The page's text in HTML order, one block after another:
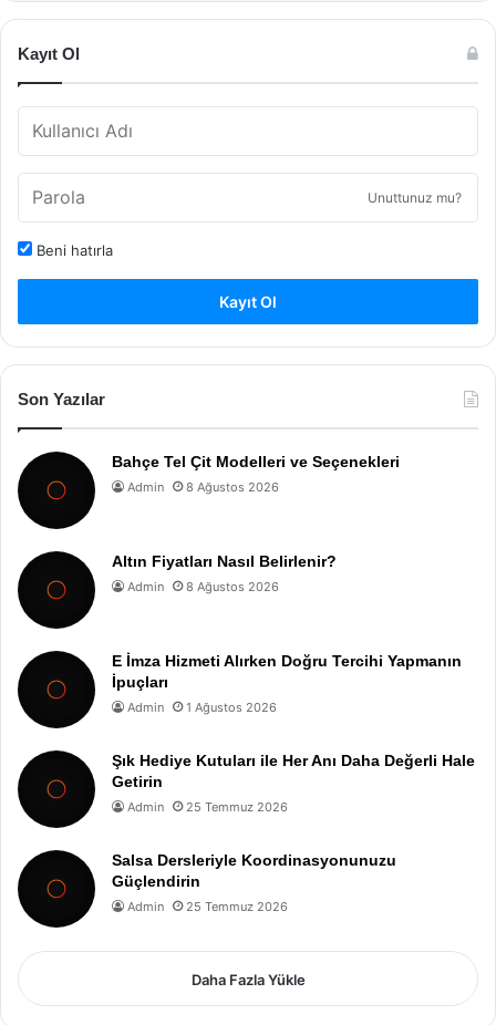
Kayıt Ol
Unuttunuz mu?
Beni hatırla
Kayıt Ol
Son Yazılar
Bahçe Tel Çit Modelleri ve Seçenekleri
Admin 8 Ağustos 2026
Altın Fiyatları Nasıl Belirlenir?
Admin 8 Ağustos 2026
E İmza Hizmeti Alırken Doğru Tercihi Yapmanın
İpuçları
Admin 1 Ağustos 2026
Şık Hediye Kutuları ile Her Anı Daha Değerli Hale
Getirin
Admin 25 Temmuz 2026
Salsa Dersleriyle Koordinasyonunuzu
Güçlendirin
Admin 25 Temmuz 2026
Daha Fazla Yükle